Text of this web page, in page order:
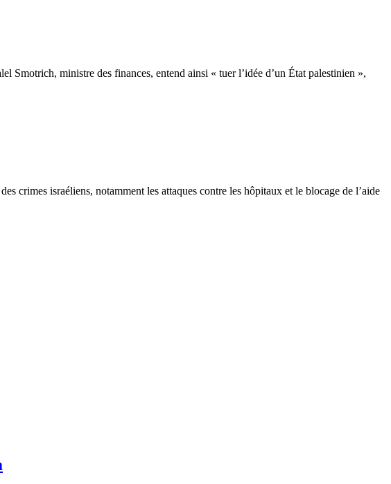
Smotrich, ministre des finances, entend ainsi « tuer l’idée d’un État palestinien »,
crimes israéliens, notamment les attaques contre les hôpitaux et le blocage de l’aide